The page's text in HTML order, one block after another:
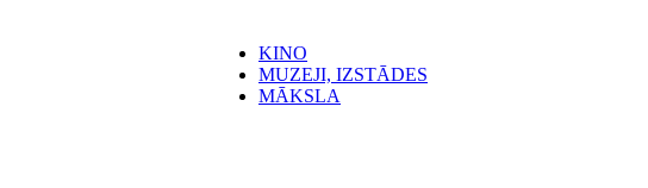
KINO
MUZEJI, IZSTĀDES
MĀKSLA